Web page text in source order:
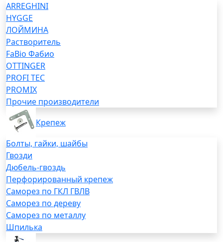
ARREGHINI
HYGGE
ЛОЙМИНА
Растворитель
FaBio Фабио
OTTINGER
PROFI TEC
PROMIX
Прочие производители
Крепеж
Болты, гайки, шайбы
Гвозди
Дюбель-гвоздь
Перфорированный крепеж
Саморез по ГКЛ ГВЛВ
Саморез по дереву
Саморез по металлу
Шпилька